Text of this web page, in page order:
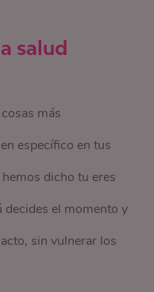
salud
más
específico en tus
dicho tu eres
decides el momento y
sin vulnerar los